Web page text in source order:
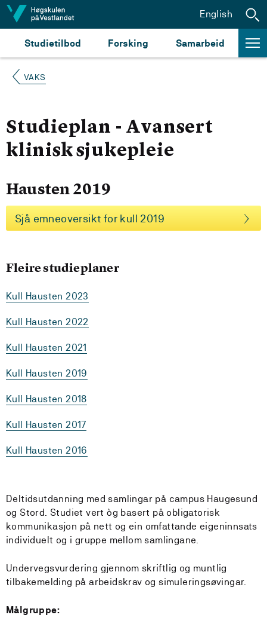
Hopp til innhald
Studietilbod Forsking Samarbeid
English
VAKS
Studieplan - Avansert
klinisk sjukepleie
Hausten 2019
Sjå emneoversikt for kull 2019
Fleire studieplaner
Kull Hausten 2023
Kull Hausten 2022
Kull Hausten 2021
Kull Hausten 2019
Kull Hausten 2018
Kull Hausten 2017
Kull Hausten 2016
Deltidsutdanning med samlingar på campus Haugesund
og Stord. Studiet vert òg basert på obligatorisk
kommunikasjon på nett og ein omfattande eigeninnsats
individuelt og i gruppe mellom samlingane.
Undervegsvurdering gjennom skriftlig og muntlig
tilbakemelding på arbeidskrav og simuleringsøvingar.
Målgruppe: